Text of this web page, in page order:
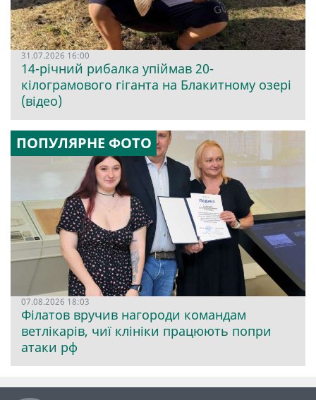
31.07.2026 16:00
14-річний рибалка упіймав 20-
кілограмового гіганта на Блакитному озері
(відео)
ПОПУЛЯРНЕ ФОТО
07.08.2026 18:03
Філатов вручив нагороди командам
ветлікарів, чиї клініки працюють попри
атаки рф